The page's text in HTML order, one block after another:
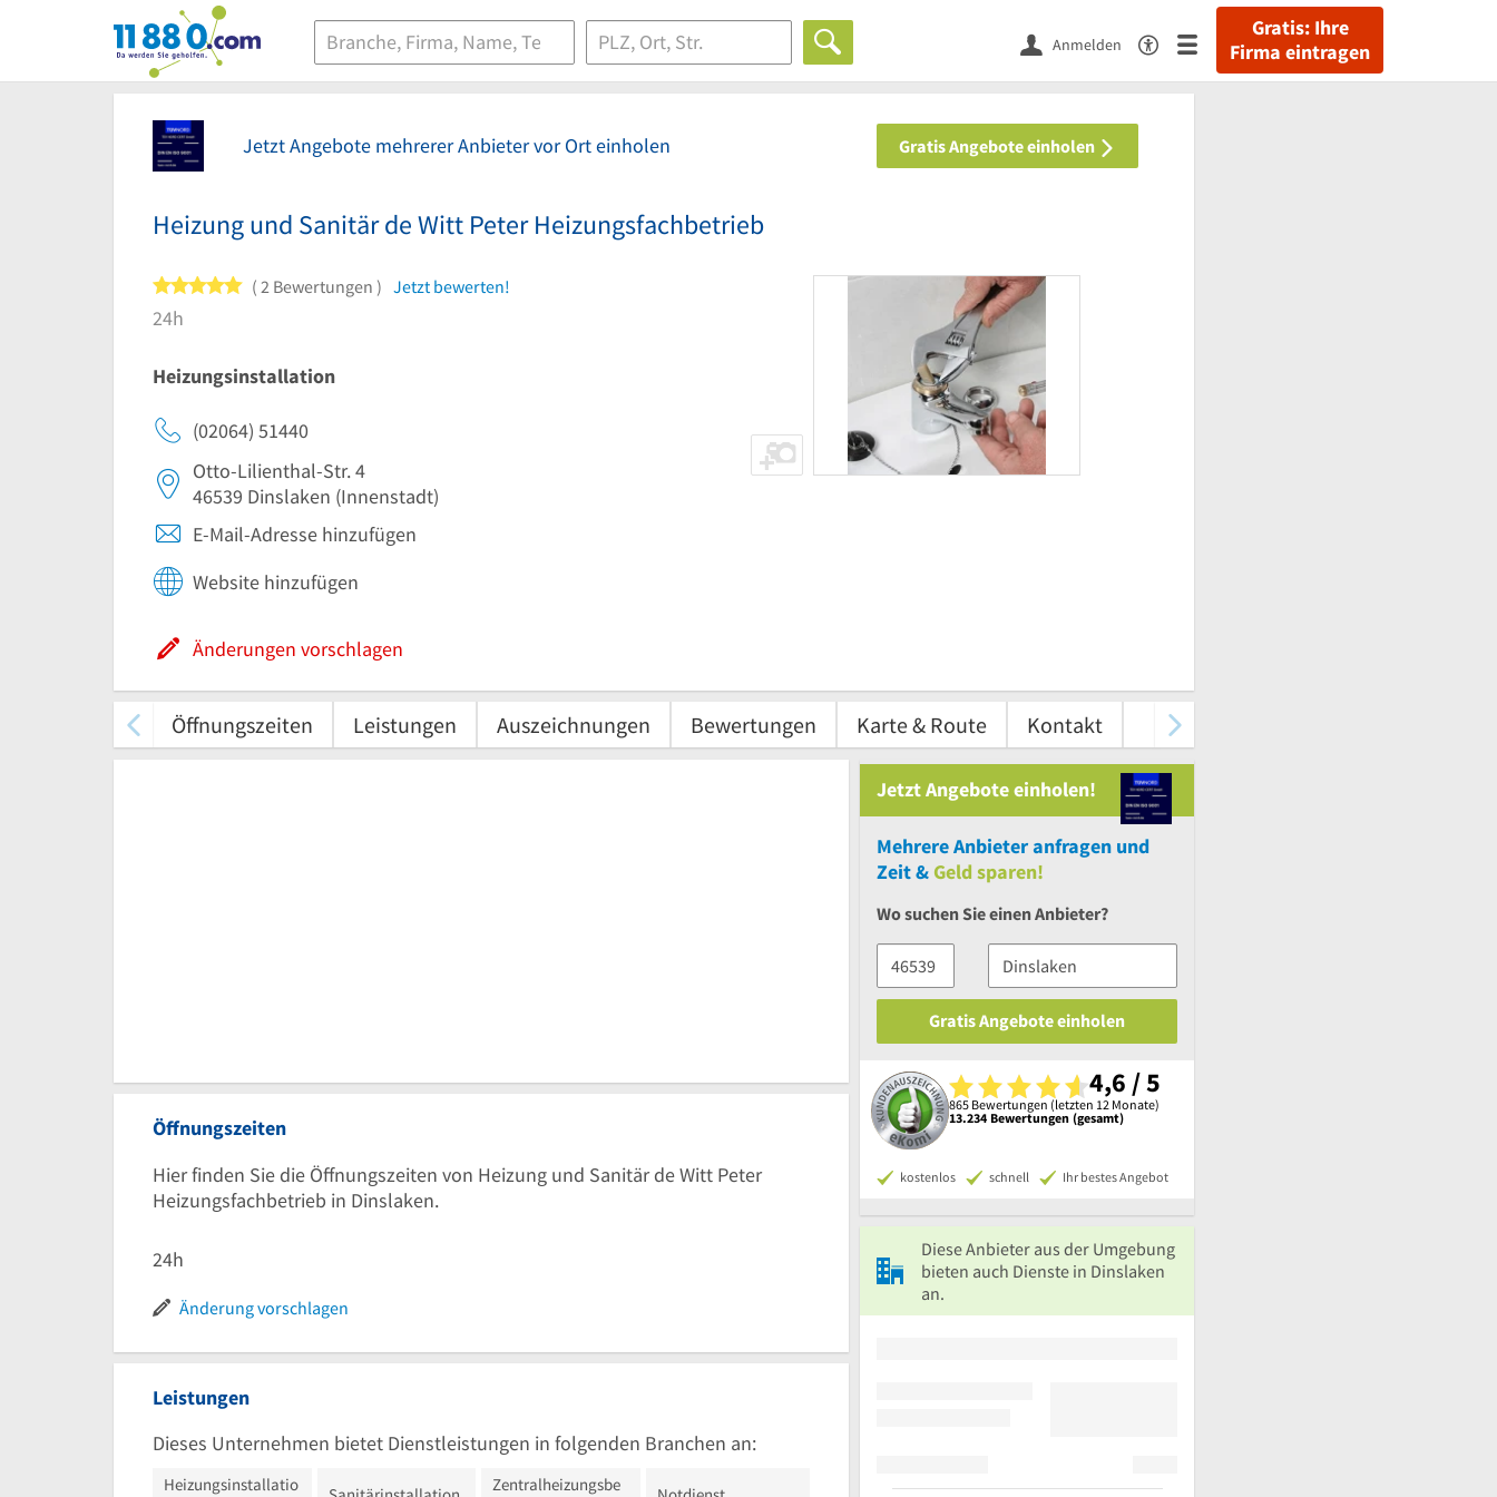
11880.com
Gratis: Ihre
Firma eintragen
Anmelden
Jetzt Angebote mehrerer Anbieter vor Ort einholen Gratis Angebote einholen
Heizung und Sanitär de Witt Peter Heizungsfachbetrieb
5 von 5 Sternen
2 Bewertungen Jetzt bewerten!
24h
Heizungsinstallation
(02064) 51440
Otto-Lilienthal-Str. 4
46539 Dinslaken (Innenstadt)
E-Mail-Adresse hinzufügen
Website hinzufügen
Änderungen vorschlagen
Öffnungszeiten Leistungen Auszeichnungen Bewertungen Karte & Route Kontakt
Öffnungszeiten
Hier finden Sie die Öffnungszeiten von Heizung und Sanitär de Witt Peter
Heizungsfachbetrieb in Dinslaken.
24h
Änderung vorschlagen
Leistungen
Dieses Unternehmen bietet Dienstleistungen in folgenden Branchen an:
Heizungsinstallatio
Zentralheizungsbe
Jetzt Angebote einholen!
MehrereAnbieter anfragen und
Zeit &Geld sparen!
Wo suchen Sie einen Anbieter?
Gratis Angebote einholen
4,6 / 5
865 Bewertungen (letzten 12 Monate)
13.234 Bewertungen (gesamt)
kostenlos schnell Ihr bestes Angebot
Diese Anbieter aus der Umgebung
bieten auch Dienste in Dinslaken
an.